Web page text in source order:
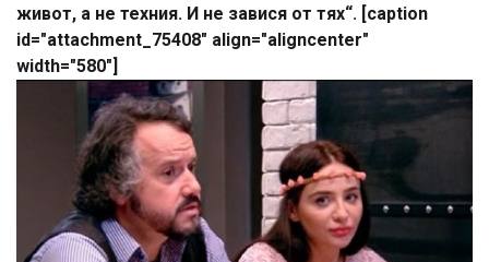
живот, а не техния. И не завися от тях“. [caption
id="attachment_75408" align="aligncenter"
width="580"]